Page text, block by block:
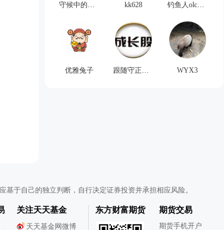
守候中的价值 kk628 钓鱼人olcwkx
优雅兔子 跟随守正出奇 WYX3
于自己的独立判断，自行决定证券投资并承担相应风险。
关注天天基金
天天基金网微博
东方财富期货 期货交易
期货手机开户